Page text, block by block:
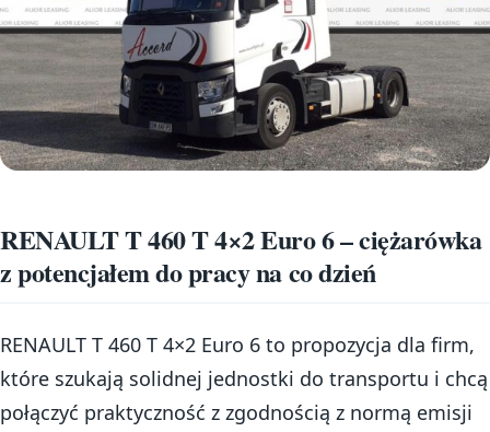
RENAULT T 460 T 4×2 Euro 6 – ciężarówka
z potencjałem do pracy na co dzień
RENAULT T 460 T 4×2 Euro 6 to propozycja dla firm,
które szukają solidnej jednostki do transportu i chcą
połączyć praktyczność z zgodnością z normą emisji